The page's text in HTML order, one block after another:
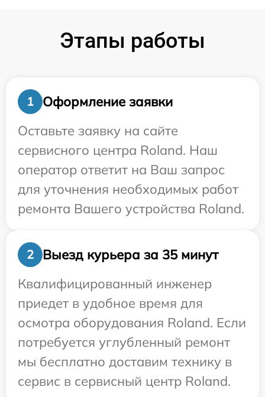
Этапы работы
1
Оформление заявки
Оставьте заявку на сайте
сервисного центра Roland. Наш
оператор ответит на Ваш запрос
для уточнения необходимых работ
ремонта Вашего устройства Roland.
2
Выезд курьера за 35 минут
Квалифицированный инженер
приедет в удобное время для
осмотра оборудования Roland. Если
потребуется углубленный ремонт
мы бесплатно доставим технику в
сервис в сервисный центр Roland.